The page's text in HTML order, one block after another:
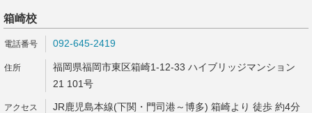
箱崎校
092-645-2419
福岡県福岡市東区箱崎1-12-33 ハイブリッジマンション
21 101号
JR鹿児島本線(下関・門司港～博多) 箱崎より 徒歩 約4分